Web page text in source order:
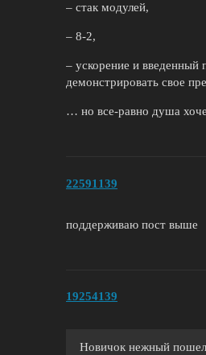
– стак модулей,
– 8-2,
– ускорение и введенный
демонстрировать свое
… но все-равно душа
22591139
поддерживаю пост выше
19254139
Новичок нежный